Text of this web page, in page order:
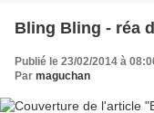
Bling Bling - réa
Publié le 23/02/2014 à
Par maguchan